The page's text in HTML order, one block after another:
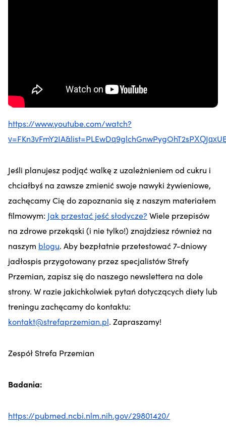
https://www.youtube.com/watch?
Jeśli planujesz podjąć walkę z uzależnieniem od cukru i
chciałbyś na zawsze zmienić swoje nawyki żywieniowe,
zachęcamy Cię do zapoznania się z naszym materiałem
filmowym: Jak przestać jeść słodycze? Wiele przepisów
na zdrowe przekąski (i nie tylko!) znajdziesz również na
naszym blogu. Aby bezpłatnie przetestować 7-dniowy
jadłospis przygotowany przez specjalistów Strefy
Przemian, zapisz się do naszego newslettera na dole
strony. W razie jakichkolwiek pytań dotyczących diety lub
treningu zachęcamy do kontaktu:
kontakt@strefaprzemian.pl. Zapraszamy!
Zespół Strefa Przemian
Badania:
https://pubmed.ncbi.nlm.nih.gov/29801420/